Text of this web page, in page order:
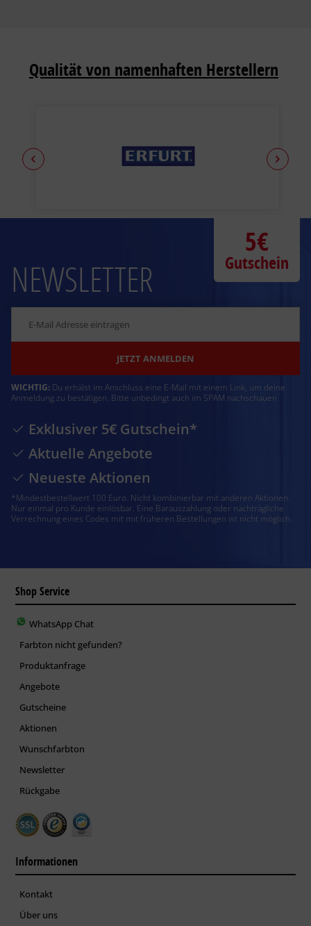
Qualität von namenhaften Herstellern
NEWSLETTER
JETZT ANMELDEN
WICHTIG: Du erhälst im Anschluss eine E-Mail mit einem Link, um deine
Anmeldung zu bestätigen. Bitte unbedingt auch im SPAM nachschauen
Exklusiver 5€ Gutschein*
Aktuelle Angebote
Neueste Aktionen
*Mindestbestellwert 100 Euro. Nicht kombinierbar mit anderen Aktionen.
Nur einmal pro Kunde einlösbar. Eine Barauszahlung oder nachträgliche
Verrechnung eines Codes mit mit früheren Bestellungen ist nicht möglich.
5€
Gutschein
Shop Service
WhatsApp Chat
Farbton nicht gefunden?
Produktanfrage
Angebote
Gutscheine
Aktionen
Wunschfarbton
Newsletter
Rückgabe
Informationen
Kontakt
Über uns